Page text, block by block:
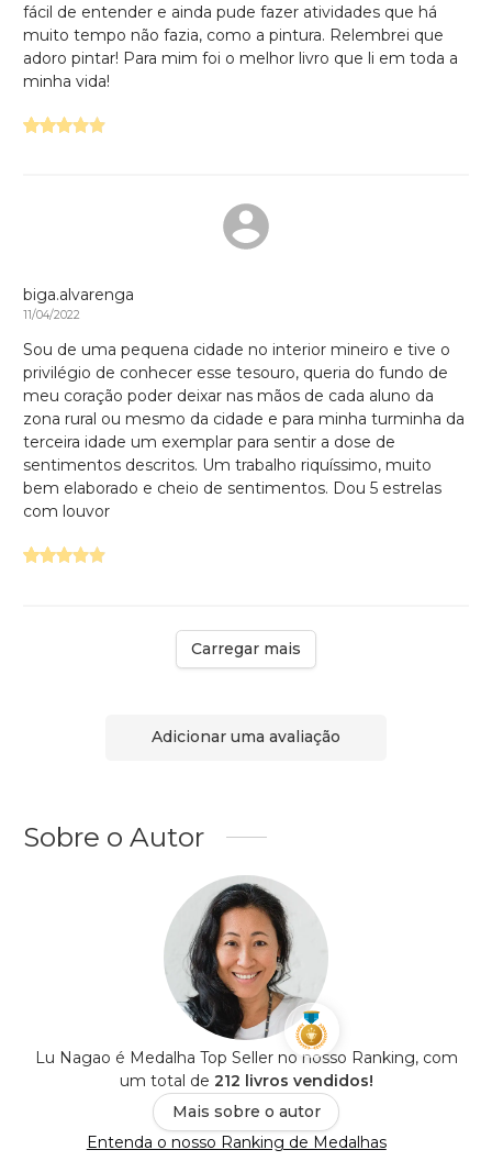
fácil de entender e ainda pude fazer atividades que há
muito tempo não fazia, como a pintura. Relembrei que
adoro pintar! Para mim foi o melhor livro que li em toda a
minha vida!
biga.alvarenga
11/04/2022
Sou de uma pequena cidade no interior mineiro e tive o
privilégio de conhecer esse tesouro, queria do fundo de
meu coração poder deixar nas mãos de cada aluno da
zona rural ou mesmo da cidade e para minha turminha da
terceira idade um exemplar para sentir a dose de
sentimentos descritos. Um trabalho riquíssimo, muito
bem elaborado e cheio de sentimentos. Dou 5 estrelas
com louvor
Carregar mais
Adicionar uma avaliação
Sobre o Autor
Lu Nagao é Medalha Top Seller no nosso Ranking, com
um total de 212 livros vendidos!
Mais sobre o autor
Entenda o nosso Ranking de Medalhas